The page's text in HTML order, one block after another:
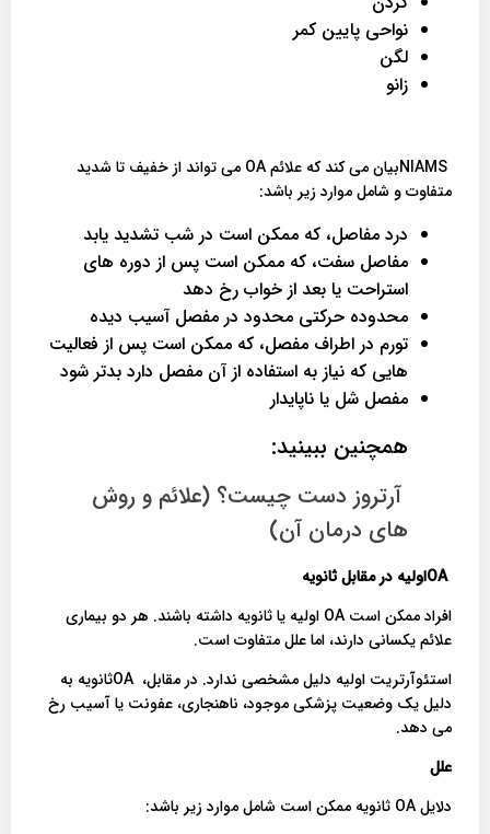
نواحی پایین کمر
لگن
زانو
NIAMSبیان می کند که علائم OA می تواند از خفیف تا شدید
متفاوت و شامل موارد زیر باشد:
درد مفاصل، که ممکن است در شب تشدید یابد
مفاصل سفت، که ممکن است پس از دوره های
استراحت یا بعد از خواب رخ دهد
محدوده حرکتی محدود در مفصل آسیب دیده
تورم در اطراف مفصل، که ممکن است پس از فعالیت
هایی که نیاز به استفاده از آن مفصل دارد بدتر شود
مفصل شل یا ناپایدار
همچنین ببینید:
آرتروز دست چیست؟ (علائم و روش
های درمان آن)
OA
اولیه در مقابل ثانویه
افراد ممکن است OA اولیه یا ثانویه داشته باشند. هر دو بیماری
علائم یکسانی دارند، اما علل متفاوت است.
استئوآرتریت اولیه دلیل مشخصی ندارد. در مقابل، OAثانویه به
دلیل یک وضعیت پزشکی موجود، ناهنجاری، عفونت یا آسیب رخ
می دهد.
علل
دلایل OA ثانویه ممکن است شامل موارد زیر باشد: